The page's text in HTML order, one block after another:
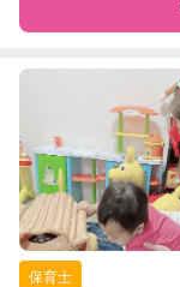
（定期特典）
特徴 料金
サポートの特徴
資格
保育士